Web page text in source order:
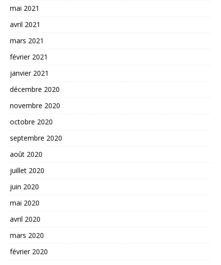
mai 2021
avril 2021
mars 2021
février 2021
janvier 2021
décembre 2020
novembre 2020
octobre 2020
septembre 2020
août 2020
juillet 2020
juin 2020
mai 2020
avril 2020
mars 2020
février 2020